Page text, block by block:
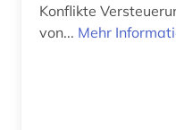
Konflikte Versteuerung, Handl und Schmuggel
von... Mehr